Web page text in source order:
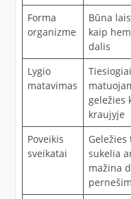
Forma
organizme
Būna
kaip
dalis
Lygio
matavimas
Tiesiogiai
geležies
kraujyje
Poveikis
sveikatai
sukelia
mažina